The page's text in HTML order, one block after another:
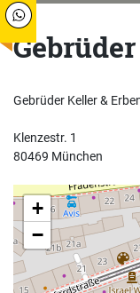
Gebrüder Keller &
Klenzestr. 1
80469 München
+
−